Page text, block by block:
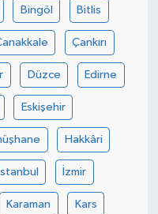
Bingöl Bitlis
Çankırı
Düzce Edirne
Eskişehir
Hakkâri
İstanbul İzmir
Karaman Kars